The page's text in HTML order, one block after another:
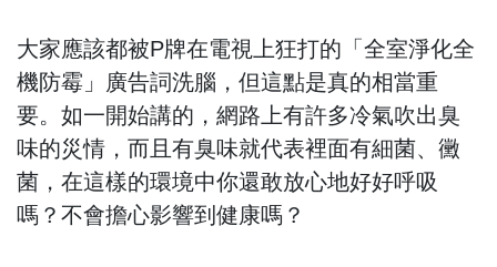
大家應該都被P牌在電視上狂打的「全室淨化全
機防霉」廣告詞洗腦，但這點是真的相當重
要。如一開始講的，網路上有許多冷氣吹出臭
味的災情，而且有臭味就代表裡面有細菌、黴
菌，在這樣的環境中你還敢放心地好好呼吸
嗎？不會擔心影響到健康嗎？